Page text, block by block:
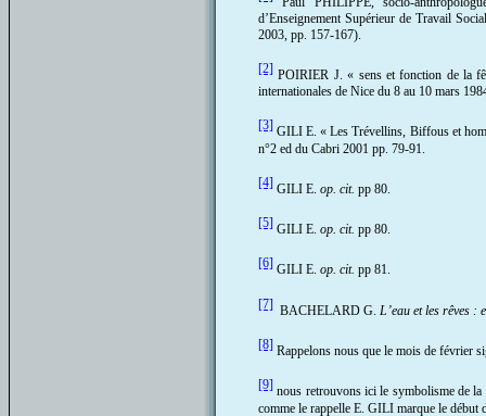
d’Enseignement Supérieur de Travail
2003, pp. 157-167).
[2] POIRIER J. « sens et fonction de la
internationales de Nice du 8 au 10 mars
[3] GILI E. « Les Trévellins, Biffous et
n°2 ed du Cabri 2001 pp. 79-91.
[4] GILI E. op. cit. pp 80.
[5] GILI E. op. cit. pp 80.
[6] GILI E. op. cit. pp 81.
[7] BACHELARD G. L’eau et les rêves :
[8] Rappelons nous que le mois de février
[9] nous retrouvons ici le symbolisme de la
comme le rappelle E. GILI marque le début